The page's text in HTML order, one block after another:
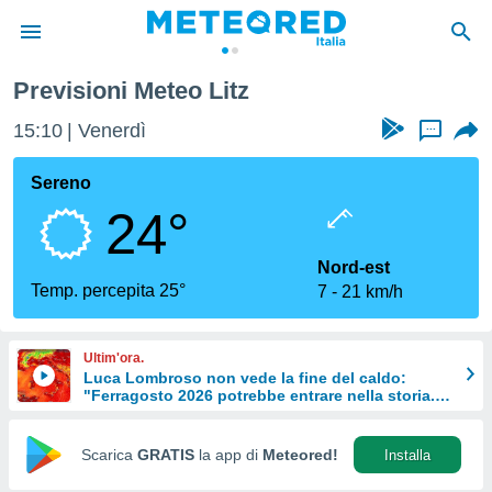
di
per
le
di
Web
Previsioni Meteo Litz
15:10 Venerdì ...
Sereno
24°
Temp. percepita 25°
Nord-est
7
21 km/h
Ultim'ora.
Luca Lombroso non vede la fine del caldo:
"Ferragosto 2026 potrebbe entrare nella storia.
Scarica GRATIS la app di Meteored! Installa